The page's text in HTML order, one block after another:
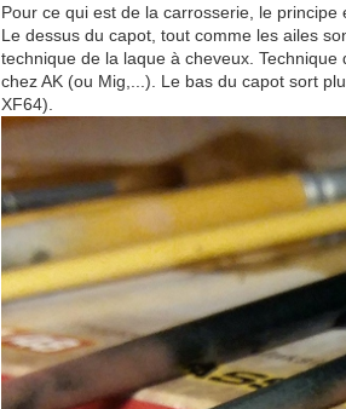
Pour ce qui est de la carrosserie, le
Le dessus du capot, tout comme les ailes
technique de la laque à cheveux.
chez AK (ou Mig,...). Le bas du capot sort
XF64).